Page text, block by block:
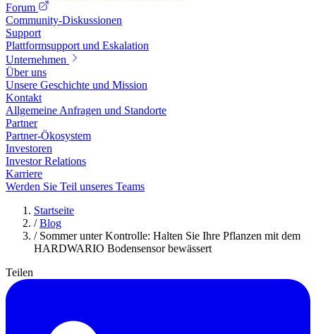
Forum
Community-Diskussionen
Support
Plattformsupport und Eskalation
Unternehmen
Über uns
Unsere Geschichte und Mission
Kontakt
Allgemeine Anfragen und Standorte
Partner
Partner-Ökosystem
Investoren
Investor Relations
Karriere
Werden Sie Teil unseres Teams
Startseite
/ Blog
/ Sommer unter Kontrolle: Halten Sie Ihre Pflanzen mit dem
HARDWARIO Bodensensor bewässert
Teilen